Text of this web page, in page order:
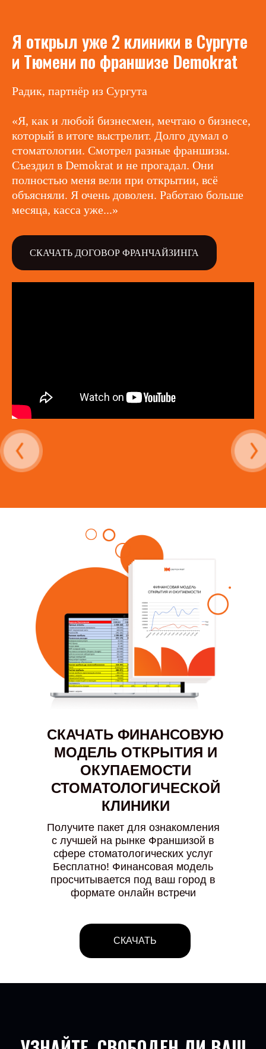
Я открыл уже 2 клиники в Сургуте
и Тюмени по франшизе Demokrat
Радик, партнёр из Сургута
«Я, как и любой бизнесмен, мечтаю о бизнесе,
который в итоге выстрелит. Долго думал о
стоматологии. Смотрел разные франшизы.
Съездил в Demokrat и не прогадал. Они
полностью меня вели при открытии, всё
объясняли. Я очень доволен. Работаю больше
месяца, касса уже...»
СКАЧАТЬ ДОГОВОР ФРАНЧАЙЗИНГА
СКАЧАТЬ ФИНАНСОВУЮ
МОДЕЛЬ ОТКРЫТИЯ И
ОКУПАЕМОСТИ
СТОМАТОЛОГИЧЕСКОЙ
КЛИНИКИ
Получите пакет для ознакомления
с лучшей на рынке Франшизой в
сфере cтоматологических услуг
Бесплатно! Финансовая модель
просчитывается под ваш город в
формате онлайн встречи
СКАЧАТЬ